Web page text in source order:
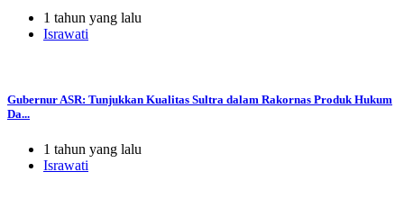
1 tahun yang lalu
Israwati
Gubernur ASR: Tunjukkan Kualitas Sultra dalam Rakornas Produk Hukum
Da...
1 tahun yang lalu
Israwati